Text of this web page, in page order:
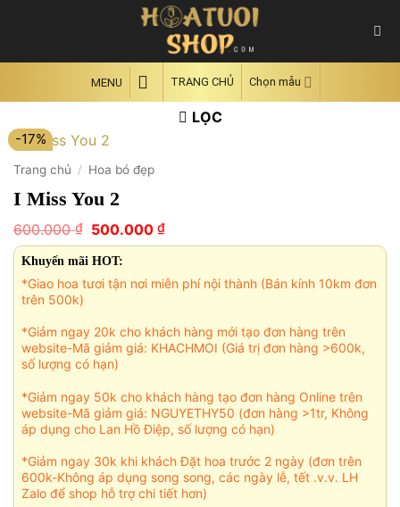
MENU TRANG CHỦ Chọn mẫu
LỌC
-17%
Trang chủ / Hoa bó đẹp
I Miss You 2
600.000₫ Giá
gốc
là:
600.000 ₫.
500.000 ₫Giá
hiện
500.000 ₫.
Khuyến mãi HOT:
*Giao hoa tươi tận nơi miễn phí nội thành (Bán kính 10km đơn
trên 500k)
*Giảm ngay 20k cho khách hàng mới tạo đơn hàng trên
website-Mã giảm giá: KHACHMOI (Giá trị đơn hàng >600k,
số lượng có hạn)
*Giảm ngay 50k cho khách hàng tạo đơn hàng Online trên
website-Mã giảm giá: NGUYETHY50 (đơn hàng >1tr, Không
áp dụng cho Lan Hồ Điệp, số lượng có hạn)
*Giảm ngay 30k khi khách Đặt hoa trước 2 ngày (đơn trên
600k-Không áp dụng song song, các ngày lễ, tết .v.v. LH
Zalo để shop hỗ trợ chi tiết hơn)